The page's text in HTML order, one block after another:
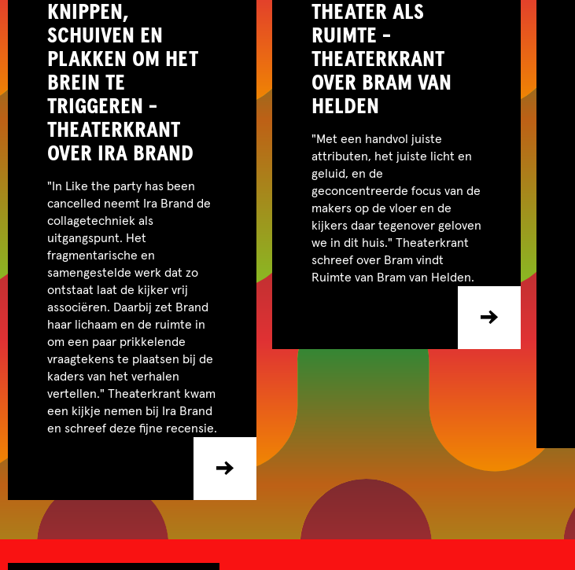
KNIPPEN,
SCHUIVEN EN
PLAKKEN OM HET
BREIN TE
TRIGGEREN -
THEATERKRANT
OVER IRA BRAND
"In Like the party has been
cancelled neemt Ira Brand de
collagetechniek als
uitgangspunt. Het
fragmentarische en
samengestelde werk dat zo
ontstaat laat de kijker vrij
associëren. Daarbij zet Brand
haar lichaam en de ruimte in
om een paar prikkelende
vraagtekens te plaatsen bij de
kaders van het verhalen
vertellen." Theaterkrant kwam
een kijkje nemen bij Ira Brand
en schreef deze fijne recensie.
THEATER ALS
RUIMTE -
THEATERKRANT
OVER BRAM VAN
HELDEN
"Met een handvol juiste
attributen, het juiste licht en
geluid, en de
geconcentreerde focus van de
makers op de vloer en de
kijkers daar tegenover geloven
we in dit huis." Theaterkrant
schreef over Bram vindt
Ruimte van Bram van Helden.